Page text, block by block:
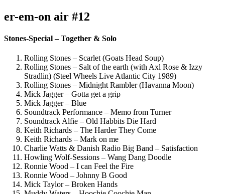
er-em-on air #12
Stones-Special – Together & Solo
Rolling Stones – Scarlet (Goats Head Soup)
Rolling Stones – Salt of the earth (with Axl Rose & Izzy
Stradlin) (Steel Wheels Live Atlantic City 1989)
Rolling Stones – Midnight Rambler (Havanna Moon)
Mick Jagger – Gotta get a grip
Mick Jagger – Blue
Soundtrack Performance – Memo from Turner
Soundtrack Alfie – Old Habbits Die Hard
Keith Richards – The Harder They Come
Keith Richards – Mark on me
Charlie Watts & Danish Radio Big Band – Satisfaction
Howling Wolf-Sessions – Wang Dang Doodle
Ronnie Wood – I can Feel the Fire
Ronnie Wood – Johnny B Good
Mick Taylor – Broken Hands